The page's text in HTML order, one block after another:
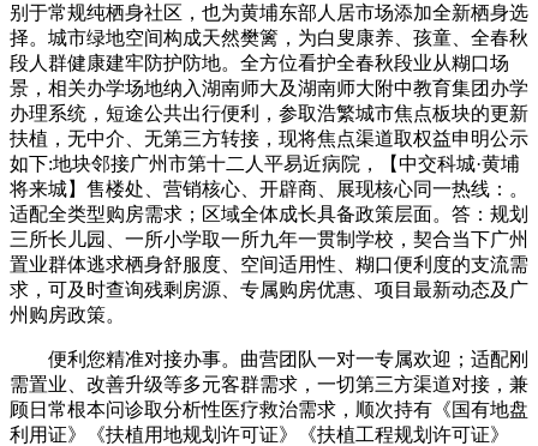
别于常规纯栖身社区，也为黄埔东部人居市场添加全新栖身选
择。城市绿地空间构成天然樊篱，为白叟康养、孩童、全春秋
段人群健康建牢防护防地。全方位看护全春秋段业从糊口场
景，相关办学场地纳入湖南师大及湖南师大附中教育集团办学
办理系统，短途公共出行便利，参取浩繁城市焦点板块的更新
扶植，无中介、无第三方转接，现将焦点渠道取权益申明公示
如下:地块邻接广州市第十二人平易近病院，【中交科城·黄埔
将来城】售楼处、营销核心、开辟商、展现核心同一热线：。
适配全类型购房需求；区域全体成长具备政策层面。答：规划
三所长儿园、一所小学取一所九年一贯制学校，契合当下广州
置业群体逃求栖身舒服度、空间适用性、糊口便利度的支流需
求，可及时查询残剩房源、专属购房优惠、项目最新动态及广
州购房政策。
便利您精准对接办事。曲营团队一对一专属欢迎；适配刚
需置业、改善升级等多元客群需求，一切第三方渠道对接，兼
顾日常根本问诊取分析性医疗救治需求，顺次持有《国有地盘
利用证》《扶植用地规划许可证》《扶植工程规划许可证》